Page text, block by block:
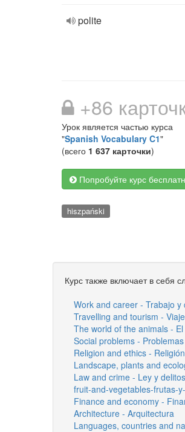
polite
+86
Урок является частью курса
"Spanish Vocabulary C1"
(всего 1 637 карточки)
Попробуйте курс
hiszpański
Курс также включает в себя
Work and career - Trabajo y
Travelling and tourism -
The world of the animals -
Social problems -
Religion and ethics -
Landscape, plants and
Law and crime - Ley y delitos
fruit-and-vegetables-frutas-
Finance and economy -
Architecture - Arquitectura
Languages, countries and